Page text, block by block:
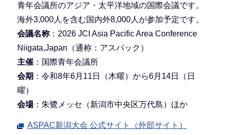
青年会議所のアジア・太平洋地域の国際会議です。
海外3,000人を含む国内外8,000人が参加予定です。
会議名称：2026 JCI Asia Pacific Area Conference
Niigata,Japan（通称：アスパック）
主催：国際青年会議所
会期 ：令和8年6月11日（木曜）から6月14日（日
曜）
会場：朱鷺メッセ（新潟市中央区万代島）ほか
ASPAC新潟大会 公式サイト（外部サイト）